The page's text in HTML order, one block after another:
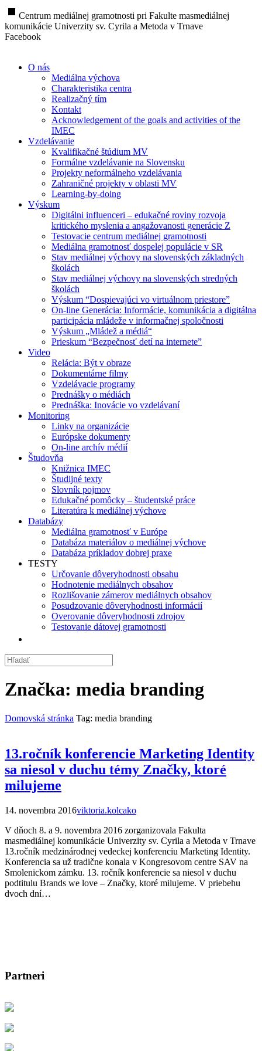
stop Centrum mediálnej gramotnosti pri Fakulte masmediálnej
komunikácie Univerzity sv. Cyrila a Metoda v Trnave
Facebook
O nás
Mediálna výchova
Charakteristika centra
Realizačný tím
Kontakt
Acknowledgement of the goals and activities of the
IMEC
Vzdelávanie
Kvalifikačné štúdium MV
Formálne vzdelávanie na Slovensku
Projekty neformálneho vzdelávania
Zahraničné projekty v oblasti MV
Learning-by-doing
Výskum
Digitálni influenceri – edukačné roviny rozvoja
kritického myslenia a angažovanosti generácie Z
Testovacie centrum mediálnej gramotnosti
Mediálna gramotnosť dospelej populácie v SR
Stav mediálnej výchovy na slovenských základných
školách
Stav mediálnej výchovy na slovenských stredných
školách
Výskum “Dospievajúci vo virtuálnom priestore”
On-line Generácia: Informácie, komunikácia a digitálna
participácia mládeže v informačnej spoločnosti
Výskum „Mládež a médiá“
Prieskum “Bezpečnosť detí na internete”
Video
Relácia: Být v obraze
Dokumentárne filmy
Vzdelávacie programy
Prednášky o médiách
Prednáška: Inovácie vo vzdelávaní
Monitoring
Linky na organizácie
Európske dokumenty
On-line archív médií
Študovňa
Knižnica IMEC
Študijné texty
Slovník pojmov
Edukačné pomôcky – študentské práce
Literatúra k mediálnej výchove
Databázy
Mediálna gramotnosť v Európe
Databáza materiálov o mediálnej výchove
Databáza príkladov dobrej praxe
TESTY
Určovanie dôveryhodnosti obsahu
Hodnotenie mediálnych obsahov
Rozlišovanie zámerov mediálnych obsahov
Posudzovanie dôveryhodnosti informácií
Overovanie dôveryhodnosti zdrojov
Testovanie dátovej gramotnosti
Značka: media branding
Domovská stránka Tag: media branding
13.ročník konferencie Marketing Identity
sa niesol v duchu témy Značky, ktoré
milujeme
14. novembra 2016viktoria.kolcako
V dňoch 8. a 9. novembra 2016 zorganizovala Fakulta
masmediálnej komunikácie Univerzity sv. Cyrila a Metoda v Trnave
13.ročník medzinárodnej vedeckej konferenciu Marketing Identity.
Konferencia sa už tradične konala v Kongresovom centre SAV na
Smolenickom zámku. 13. ročník konferencie sa niesol v duchu
podtitulu Brands we love – Značky, ktoré milujeme. V priebehu
dvoch dní…
Partneri